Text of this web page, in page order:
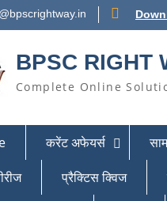
BPSC RIGHT
Complete Online
करेंट अफेयर्स
प्रैक्टिस क्विज